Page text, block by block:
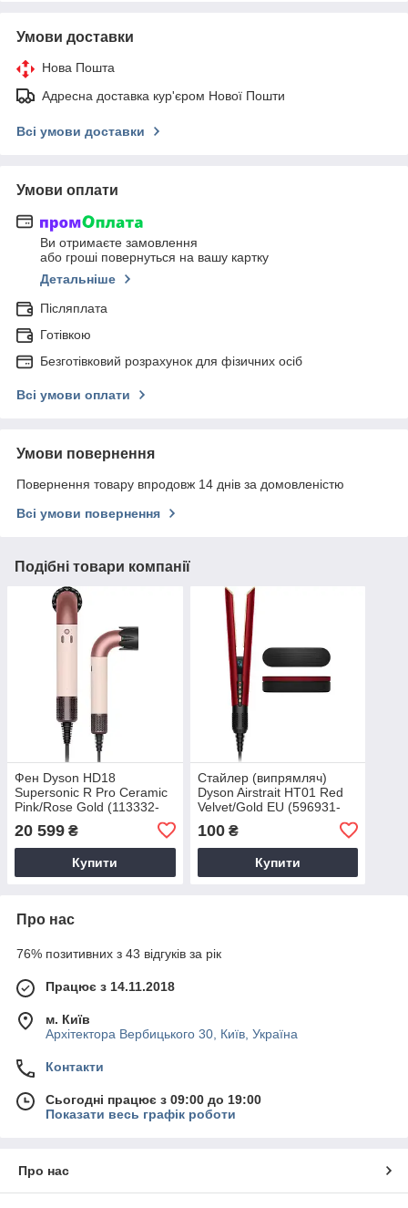
Умови доставки
Нова Пошта
Адресна доставка кур'єром Нової Пошти
Всі умови доставки
Умови оплати
Ви отримаєте замовлення
або гроші повернуться на вашу картку
Детальніше
Післяплата
Готівкою
Безготівковий розрахунок для фізичних осіб
Всі умови оплати
Умови повернення
Повернення товару впродовж 14 днів за домовленістю
Всі умови повернення
Подібні товари компанії
Фен Dyson HD18
Supersonic R Pro Ceramic
Pink/Rose Gold (113332-
20 599 ₴
Купити
Стайлер (випрямляч)
Dyson Airstrait HT01 Red
Velvet/Gold EU (596931-
100₴
Купити
Про нас
76% позитивних з 43 відгуків за рік
Працює з 14.11.2018
м. Київ
Архітектора Вербицького 30, Київ, Україна
Контакти
Сьогодні працює з 09:00 до 19:00
Показати весь графік роботи
Про нас